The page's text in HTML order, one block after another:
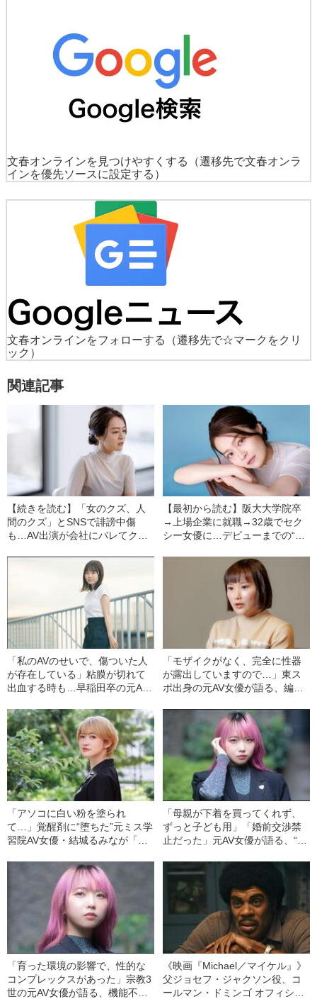
文春オンラインを見つけやすくする
（遷移先で文春オンラ
インを優先ソースに設定する）
文春オンラインをフォローする
（遷移先で☆マークをクリ
ック）
関連記事
【続きを読む】「女のクズ、人
間のクズ」とSNSで誹謗中傷
も…AV出演が会社にバレてク
なった“壮絶な顛末”
【最初から読む】阪大大学院卒
→上場企業に就職→32歳でセク
シー女優に…デビューまでの“葛
だまされてない？」
「私のAVのせいで、傷ついた人
が存在している」粘膜が切れて
出血する時も…早稲田卒の元AV
務”
「モザイクがなく、完全に性器
が露出していますので…」東ス
ポ出身の元AV女優が語る、編集
「アソコに白い粉を塗られ
て…」覚醒剤に“堕ちた”元ミス学
習院AV女優・結城るみなが「逮
た」と語るワケ《お嬢様時代の
「母親が下着を買ってくれず、
ずっと子ども用」「婚前交渉禁
止だった」元AV女優が語る、“機
「育った環境の影響で、性的な
コンプレックスがあった」宗教3
世の元AV女優が語る、機能不全
《映画『Michael／マイケル』》
父ジョセフ・ジャクソン役、コ
ールマン・ドミンゴ オフィシャ